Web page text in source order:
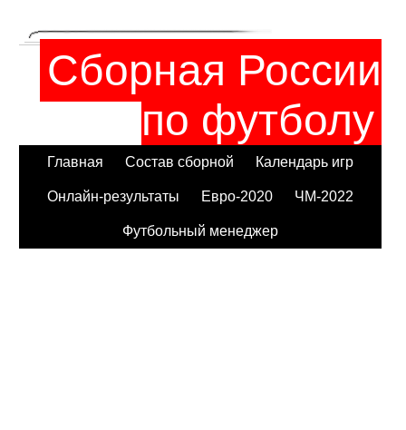
Сборная России
по футболу
Главная Состав сборной Календарь игр
Онлайн-результаты Евро-2020 ЧМ-2022
Футбольный менеджер